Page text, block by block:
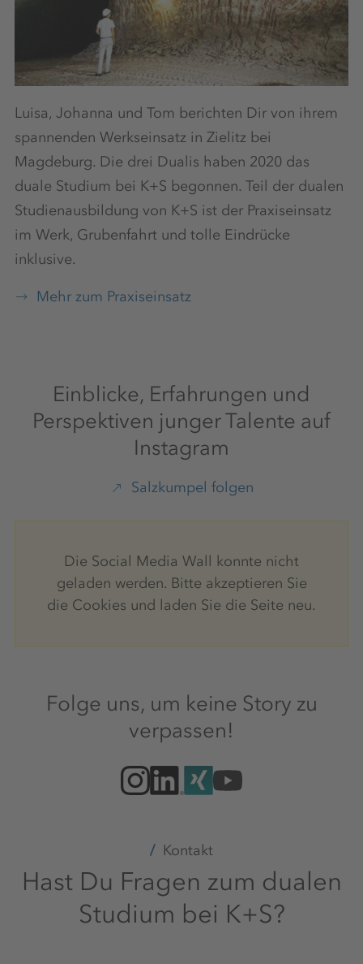
Luisa, Johanna und Tom berichten Dir von ihrem
spannenden Werkseinsatz in Zielitz bei
Magdeburg. Die drei Dualis haben 2020 das
duale Studium bei K+S begonnen. Teil der dualen
Studienausbildung von K+S ist der Praxiseinsatz
im Werk, Grubenfahrt und tolle Eindrücke
inklusive.
Mehr zum Praxiseinsatz
Einblicke, Erfahrungen und
Perspektiven junger Talente auf
Instagram
Salzkumpel folgen
Die Social Media Wall konnte nicht
geladen werden. Bitte akzeptieren Sie
die Cookies und laden Sie die Seite neu.
Folge uns, um keine Story zu
verpassen!
Kontakt
Hast Du Fragen zum dualen
Studium bei K+S?